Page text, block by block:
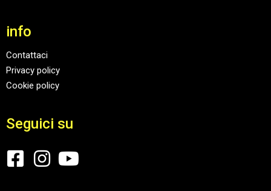
info
Contattaci
Privacy policy
Cookie policy
Seguici su